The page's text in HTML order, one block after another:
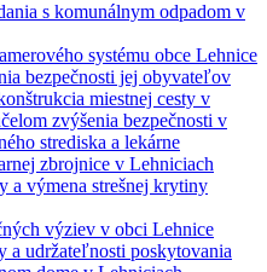
s komunálnym odpadom v
systému obce Lehnice
bezpečnosti jej obyvateľov
miestnej cesty v
zvýšenia bezpečnosti v
strediska a lekárne
zbrojnice v Lehniciach
a výmena strešnej krytiny
výziev v obci Lehnice
a udržateľnosti poskytovania